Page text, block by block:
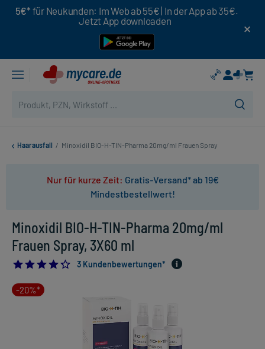
5€* für Neukunden: Im Web ab 55€ | In der App ab 35€.
Jetzt App downloaden
Haarausfall / Minoxidil BIO-H-TIN-Pharma 20mg/ml Frauen Spray
Nur für kurze Zeit: Gratis-Versand* ab 19€
Mindestbestellwert!
Minoxidil BIO-H-TIN-Pharma 20mg/ml
Frauen Spray, 3X60 ml
4.333333333333333
3 Kundenbewertungen*
-20%*